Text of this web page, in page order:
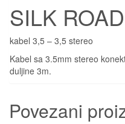
SILK
kabel 3,5 – 3,5 stereo
Kabel sa 3.5mm stereo
duljine 3m.
Povezani